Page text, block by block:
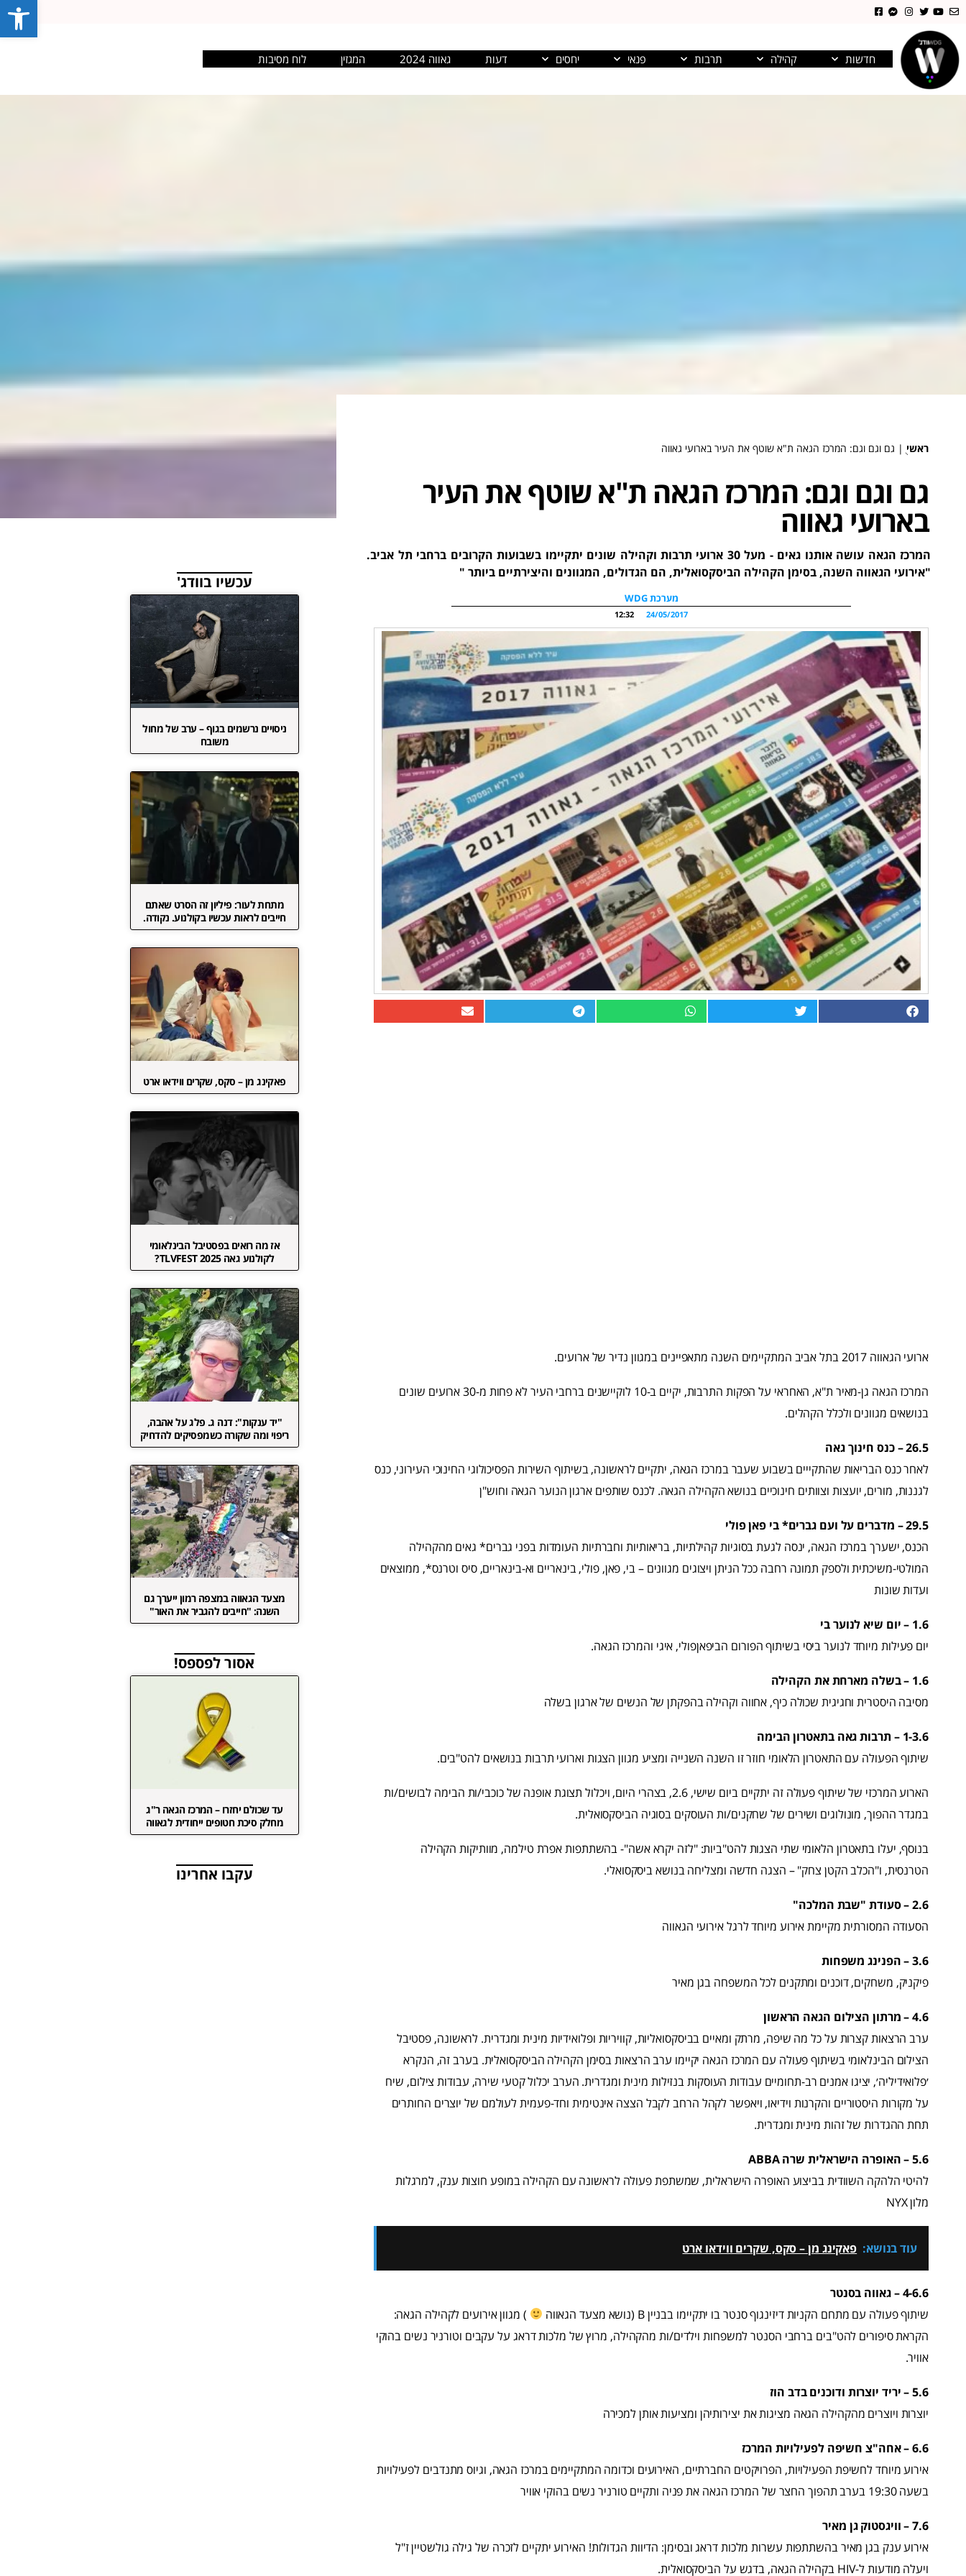
חדשות קהילה תרבות פנאי יחסים דעות גאווה 2024 המגזין לוח מסיבות
ראשי ֻ| גם וגם וגם: המרכז הגאה ת"א שוטף את העיר בארועי גאווה
גם וגם וגם: המרכז הגאה ת"א שוטף את העיר
בארועי גאווה
המרכז הגאה עושה אותנו גאים - מעל 30 ארועי תרבות וקהילה שונים יתקיימו בשבועות הקרובים ברחבי תל אביב.
"אירועי הגאווה השנה, בסימן הקהילה הביסקסואלית, הם הגדולים, המגוונים והיצירתיים ביותר "
מערכת WDG
24/05/2017
12:32
ארועי הגאווה 2017 בתל אביב המתקיימים השנה מתאפיינים במגוון נדיר של ארועים.
המרכז הגאה גן-מאיר ת"א, האחראי על הפקות התרבות, יקיים ב-10 לוקיישנים ברחבי העיר לא פחות מ-30 ארועים שונים
בנושאים מגוונים ולכלל הקהלים.
26.5 – כנס חינוך גאה
לאחר כנס הבריאות שהתקייים בשבוע שעבר במרכז הגאה, יתקיים לראשונה, בשיתוף השירות הפסיכולוגי החינוכי העירוני, כנס
לגננות, מורים, יועצות וצוותים חינוכיים בנושא הקהילה הגאה. לכנס שותפים ארגון הנוער הגאה וחוש"ן
29.5 – מדברים על ועם גברים* בי פאן פולי
הכנס, ישערך במרכז הגאה, ינסה לגעת בסוגיות קהילתיות, בריאותיות וחברתיות העומדות בפני גברים* גאים מהקהילה
המולטי-משיכתית ולספק תמונה רחבה ככל הניתן ויצוגים מגוונים – בי, פאן, פולי, בינאריים וא-בינאריים, סיס וטרנס*, ממוצאים
ועדות שונות
1.6 – יום שיא לנוער בי
יום פעילות מיוחד לנוער ביסי בשיתוף הפורום הביפאןפולי, איגי והמרכז הגאה.
1.6 – בשלה מארחת את הקהילה
מסיבה היסטרית וחגיגית שכולה כיף, אחווה וקהילה בהפקתן של הנשים של ארגון בשלה
1-3.6 – תרבות גאה בתאטרון הבימה
שיתוף הפעולה עם התאטרון הלאומי חוזר זו השנה השנייה ומציע מגוון הצגות וארועי תרבות בנושאים להט"בים.
הארוע המרכזי של שיתוף פעולה זה יתקיים ביום שישי, 2.6, בצהרי היום, ויכלול תצוגת אופנה של כוכבי/ות הבימה לבושים/ות
במגדר ההפוך, מונולוגים ושירים של שחקנים/ות העוסקים בסוגיה הביסקסואלית.
בנוסף, יעלו בתאטרון הלאומי שתי הצגות להט"ביות: "לזה יקרא אשה"- בהשתתפות אפרת טילמה, מוותיקות הקהילה
הטרנסית, ו"הכלב הקטן צחק" – הצגה חדשה ומצליחה בנושא ביסקסואלי.
2.6 – סעודת "שבת המלכה"
הסעודה המסורתית מקיימת אירוע מיוחד לרגל אירועי הגאווה
3.6 – הפנינג משפחות
פיקניק, משחקים, דוכנים ומתקנים לכל המשפחה בגן מאיר
4.6 – מרתון הצילום הגאה הראשון
ערב הרצאות קצרות על כל מה שיפה, מרתק ומאיים בביסקסואליות, קוויריות ופלואידיות מינית ומגדרית. לראשונה, פסטיבל
הצילום הבינלאומי בשיתוף פעולה עם המרכז הגאה יקיימו ערב הרצאות בסימן הקהילה הביסקסואלית. בערב זה, הנקרא
׳פלואידיליה׳, יציגו אמנים רב-תחומיים עבודות העוסקות בנזילות מינית ומגדרית. הערב יכלול קטעי שירה, עבודות צילום, שיח
על מקורות היסטוריים והקרנות וידיאו, ויאפשר לקהל הרחב לקבל הצצה אינטימית וחד-פעמית לעולמם של יוצרים החותרים
תחת ההגדרות של זהות מינית ומגדרית.
5.6 – האופרה הישראלית שרה ABBA
להיטי הלהקה השוודית בביצוע האופרה הישראלית, שמשתפת פעולה לראשונה עם הקהילה במופע חוצות ענק, למרגלות
מלון NYX
עוד בנושא: פאקינג מן – סקס, שקרים ווידאו ארט
4-6.6 – גאווה בסנטר
שיתוף פעולה עם מתחם הקניות דיזינגוף סנטר בו יתקיימו בבניין B (נושא מצעד הגאווה
) מגוון אירועים לקהילה הגאה:
הקראת סיפורים להט"בים ברחבי הסנטר למשפחות וילדים/ות מהקהילה, מרוץ של מלכות דראג על עקבים וטורניר נשים בהוקי
אוויר.
5.6 – יריד יוצרות ודוכנים בדב הוז
יוצרות ויוצרים מהקהילה הגאה מציגות את יצירותיהן ומציעות אותן למכירה
6.6 – אחה"צ חשיפה לפעילויות המרכז
אירוע מיוחד לחשיפת הפעילויות, הפרויקטים החברתיים, האירועים וכדומה המתקיימים במרכז הגאה, וגיוס מתנדבים לפעילויות
בשעה 19:30 בערב תהפוך החצר של המרכז הגאה את פניה ותקיים טורניר נשים בהוקי אוויר
7.6 – וויגסטוק גן מאיר
אירוע ענק בגן מאיר בהשתתפות עשרות מלכות דראג ובסימן: הדיוות הגדולות! האירוע יתקיים לזכרה של גילה גולשטיין ז"ל
ויעלה מודעות ל-HIV בקהילה הגאה, בדגש על הביסקסואלית.
עכשיו בוודג'
ניסויים נרשמים בגוף – ערב של מחול
משובח
מתחת לעור: פיליון זה הסרט שאתם
חייבים לראות עכשיו בקולנוע. נקודה.
פאקינג מן – סקס, שקרים ווידאו ארט
אז מה רואים בפסטיבל הבינלאומי
לקולנוע גאה TLVFEST 2025?
"יד ענקות": דנה ג. פלג על אהבה,
ריפוי ומה שקורה כשמפסיקים להדחיק
מצעד הגאווה במצפה רמון ייערך גם
השנה: "חייבים להגביר את האור"
אסור לפספס!
עד שכולם יחזרו – המרכז הגאה ר"ג
מחלק סיכת חטופים ייחודית לגאווה
עקבו אחרינו